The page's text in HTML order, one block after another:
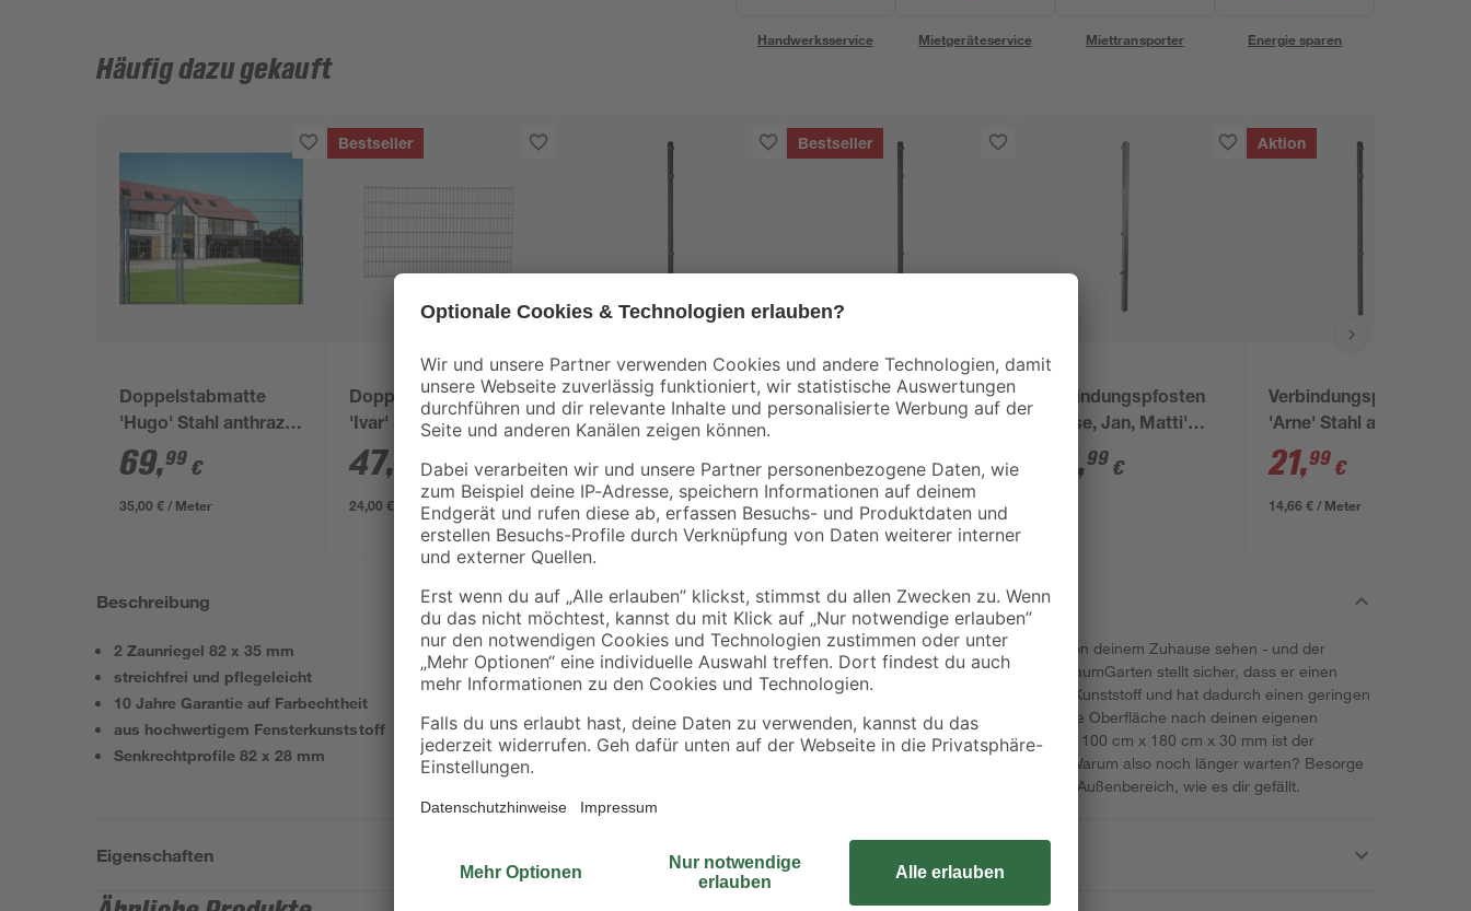
Handwerksservice Mietgeräteservice Miettransporter Energie sparen
Häufig dazu gekauft
Doppelstabmatte
'Hugo' Stahl anthrazit
200 x 180 cm
69,99 €
35,00 € / Meter
Bestseller
Doppelstabmatte
'Ivar' Stahl anthrazit
200 x 123 cm
47, €
24,00 € / Meter
Pfosten 'Hugo' Stahl
anthrazit für
x 4 x 240 cm
44,99 €
18,75 € / Meter
Bestseller
Verbindungspfosten
32, €
19,41 € / Meter
toom
Verbindungspfosten
'Lasse, Jan, Matti'
silbern 7 x 7 x 240 cm
44,99 €
Aktion
Verbindungspfosten
'Arne' Stahl anthrazit
4 x 4 x 150 cm
21,99 €
14,66 € / Meter
Beschreibung
2 Zaunriegel 82 x 35 mm
streichfrei und pflegeleicht
10 Jahre Garantie auf Farbechtheit
aus hochwertigem Fensterkunststoff
Senkrechtprofile 82 x 28 mm
Dein Vorgarten ist das erste, was deine Gäste von deinem Zuhause sehen - und der
Vorgartenzaun 'Longlife Cara' von Brügmann TraumGarten stellt sicher, dass er einen
bleibenden Eindruck hinterlässt! Er besteht aus Kunststoff und hat dadurch einen geringen
Pflegeaufwand. Er ist unbehandelt, sodass du die Oberfläche nach deinen eigenen
Vorstellungen bearbeiten kannst. Mit den Maßen 100 cm x 180 cm x 30 mm ist der
Vorgartenzaun gut für deinen Garten geeignet. Warum also noch länger warten? Besorge
dir jetzt dein Vorgartenzaun und gestalte deinen Außenbereich, wie es dir gefällt.
Eigenschaften